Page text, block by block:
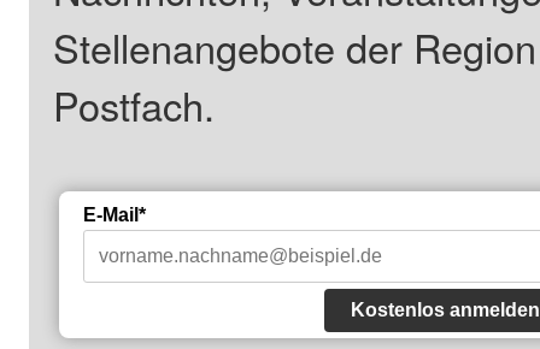
Stellenangebote der
Postfach.
E-Mail*
Kostenlos anmelden